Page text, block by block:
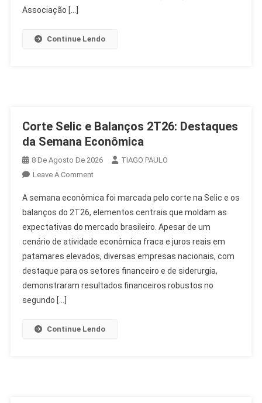
Associação […]
Continue Lendo
Corte Selic e Balanços 2T26: Destaques
da Semana Econômica
8 De Agosto De 2026
TIAGO PAULO
Leave A CommentOn
Selic
E
Balanços
2T26:
Destaques
Da
Semana
A semana econômica foi marcada pelo corte na Selic e os
balanços do 2T26, elementos centrais que moldam as
expectativas do mercado brasileiro. Apesar de um
cenário de atividade econômica fraca e juros reais em
patamares elevados, diversas empresas nacionais, com
destaque para os setores financeiro e de siderurgia,
demonstraram resultados financeiros robustos no
segundo […]
Continue Lendo